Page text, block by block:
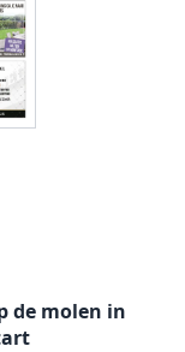
de molen in